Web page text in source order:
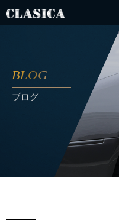
BLOG
ブログ